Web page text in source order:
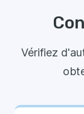
Vérifiez